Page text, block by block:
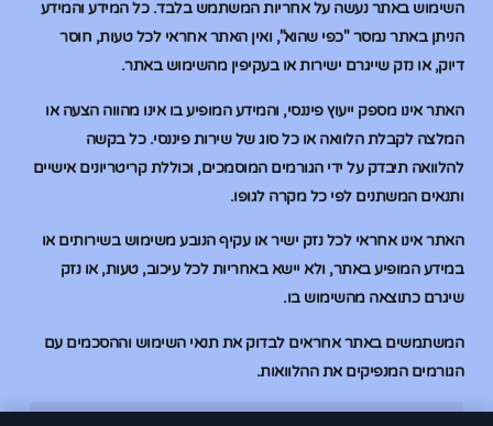
השימוש באתר נעשה על אחריות המשתמש בלבד. כל המידע והמידע
הניתן באתר נמסר "כפי שהוא", ואין האתר אחראי לכל טעות, חוסר
דיוק, או נזק שייגרם ישירות או בעקיפין מהשימוש באתר.
האתר אינו מספק ייעוץ פיננסי, והמידע המופיע בו אינו מהווה הצעה או
המלצה לקבלת הלוואה או כל סוג של שירות פיננסי. כל בקשה
להלוואה תיבדק על ידי הגורמים המוסמכים, וכוללת קריטריונים אישיים
ותנאים המשתנים לפי כל מקרה לגופו.
האתר אינו אחראי לכל נזק ישיר או עקיף הנובע משימוש בשירותים או
במידע המופיע באתר, ולא יישא באחריות לכל עיכוב, טעות, או נזק
שיגרם כתוצאה מהשימוש בו.
המשתמשים באתר אחראים לבדוק את תנאי השימוש וההסכמים עם
הגורמים המנפיקים את ההלוואות.